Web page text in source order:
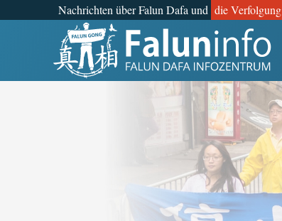
Nachrichten über Falun Dafa und die Verfolgung
Was ist Falun
Warum
Statements
Persönliche